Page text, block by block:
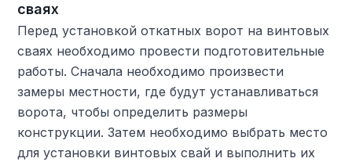
сваях
Перед установкой откатных ворот на винтовых
сваях необходимо провести подготовительные
работы. Сначала необходимо произвести
замеры местности, где будут устанавливаться
ворота, чтобы определить размеры
конструкции. Затем необходимо выбрать место
для установки винтовых свай и выполнить их